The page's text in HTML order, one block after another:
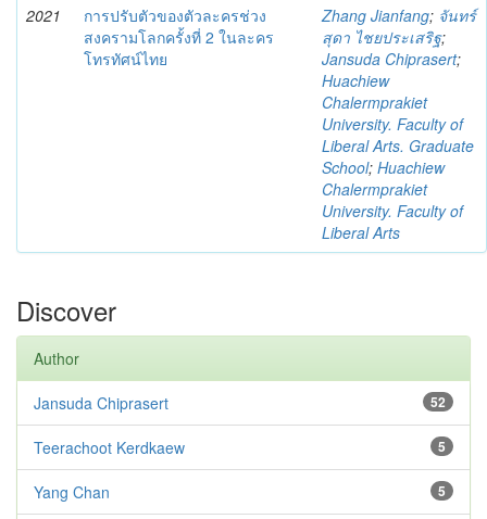
2021
การปรับตัวของตัวละครช่วง
สงครามโลกครั้งที่ 2 ในละคร
โทรทัศน์ไทย
Zhang Jianfang; จันทร์
สุดา ไชยประเสริฐ;
Jansuda Chiprasert;
Huachiew
Chalermprakiet
University. Faculty of
Liberal Arts. Graduate
School; Huachiew
Chalermprakiet
University. Faculty of
Liberal Arts
Discover
Author
52
Jansuda Chiprasert
5
Teerachoot Kerdkaew
5
Yang Chan